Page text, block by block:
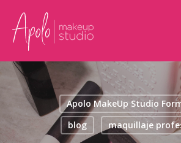
Apolo MakeUp Studio
blog
maquillaje